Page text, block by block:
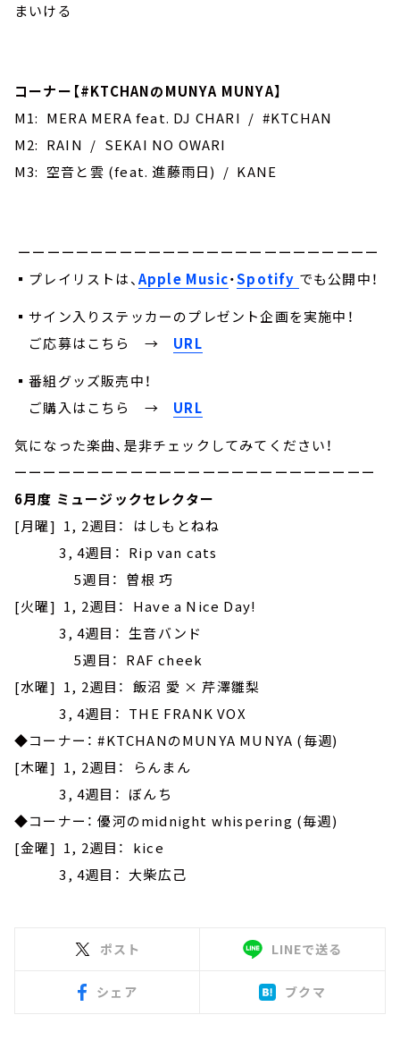
まいける
コーナー【#KTCHANのMUNYA MUNYA】
M1: MERA MERA feat. DJ CHARI / #KTCHAN
M2: RAIN / SEKAI NO OWARI
M3: 空音と雲 (feat. 進藤雨日) / KANE
ーーーーーーーーーーーーーーーーーーーーーーーーー
▪プレイリストは、Apple Music・Spotify でも公開中！
▪サイン入りステッカーのプレゼント企画を実施中！
ご応募はこちら →
URL
▪番組グッズ販売中！
ご購入はこちら → URL
気になった楽曲、是非チェックしてみてください！
ーーーーーーーーーーーーーーーーーーーーーーーーー
6月度 ミュージックセレクター
[月曜] 1, 2週目： はしもとねね
3, 4週目： Rip van cats
5週目： 曽根 巧
[火曜] 1, 2週目： Have a Nice Day!
3, 4週目： 生音バンド
5週目： RAF cheek
[水曜] 1, 2週目： 飯沼 愛 × 芹澤雛梨
3, 4週目： THE FRANK VOX
◆コーナー： #KTCHANのMUNYA MUNYA (毎週)
[木曜] 1, 2週目： らんまん
3, 4週目： ぼんち
◆コーナー： 優河のmidnight whispering (毎週)
[金曜] 1, 2週目： kice
3, 4週目： 大柴広己
ポスト LINEで送る
シェア ブクマ